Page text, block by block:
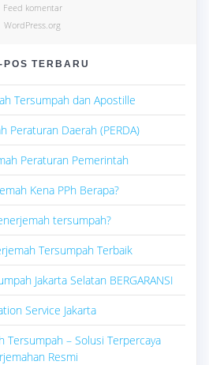
Feed komentar
WordPress.org
POS TERBARU
Tersumpah dan Apostille
Peraturan Daerah (PERDA)
Peraturan Pemerintah
Kena PPh Berapa?
tersumpah?
Tersumpah Terbaik
Jakarta Selatan BERGARANSI
Service Jakarta
Tersumpah – Solusi Terpercaya
Resmi